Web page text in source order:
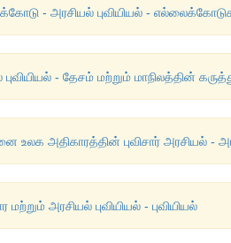
- அரசியல் புவியியல் -
புவியியல் - தேசம் மற்றும் மாநிலத்தின்
உலக அதிகாரத்தின் புவிசார் அரசியல் -
அரசியல் புவியியல் - புவியியல்